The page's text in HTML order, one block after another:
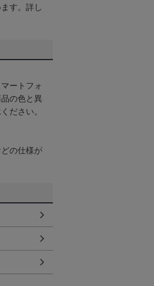
す。詳し
ートフォ
の色と異
ださい。
の仕様が